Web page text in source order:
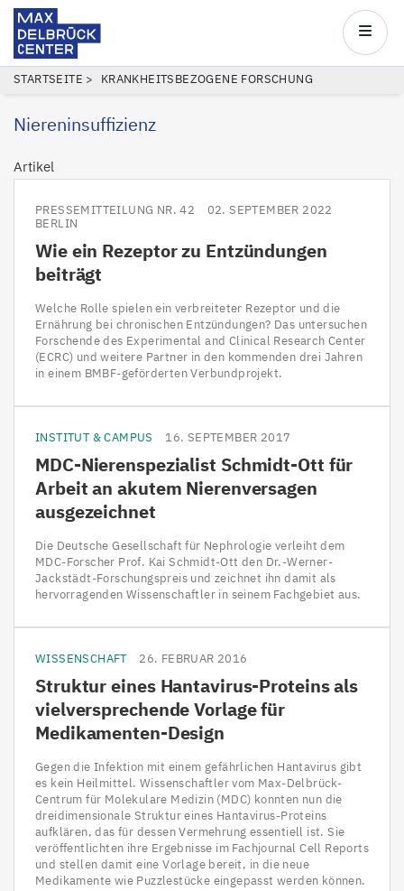
Direkt
Inhalt
Center
Main
PFADNAVIGATION
STARTSEITE KRANKHEITSBEZOGENE FORSCHUNG
Niereninsuffizienz
Artikel
PRESSEMITTEILUNG NR. 42
02. SEPTEMBER 2022
BERLIN
Wie ein Rezeptor zu Entzündungen
beiträgt
Welche Rolle spielen ein verbreiteter Rezeptor und die
Ernährung bei chronischen Entzündungen? Das untersuchen
Forschende des Experimental and Clinical Research Center
(ECRC) und weitere Partner in den kommenden drei Jahren
in einem BMBF-geförderten Verbundprojekt.
INSTITUT & CAMPUS 16. SEPTEMBER 2017
MDC-Nierenspezialist Schmidt-Ott für
Arbeit an akutem Nierenversagen
ausgezeichnet
Die Deutsche Gesellschaft für Nephrologie verleiht dem
MDC-Forscher Prof. Kai Schmidt-Ott den Dr.-Werner-
Jackstädt-Forschungspreis und zeichnet ihn damit als
hervorragenden Wissenschaftler in seinem Fachgebiet aus.
WISSENSCHAFT 26. FEBRUAR 2016
Struktur eines Hantavirus-Proteins als
vielversprechende Vorlage für
Medikamenten-Design
Gegen die Infektion mit einem gefährlichen Hantavirus gibt
es kein Heilmittel. Wissenschaftler vom Max-Delbrück-
Centrum für Molekulare Medizin (MDC) konnten nun die
dreidimensionale Struktur eines Hantavirus-Proteins
aufklären, das für dessen Vermehrung essentiell ist. Sie
veröffentlichten ihre Ergebnisse im Fachjournal Cell Reports
und stellen damit eine Vorlage bereit, in die neue
Medikamente wie Puzzlestücke eingepasst werden können.